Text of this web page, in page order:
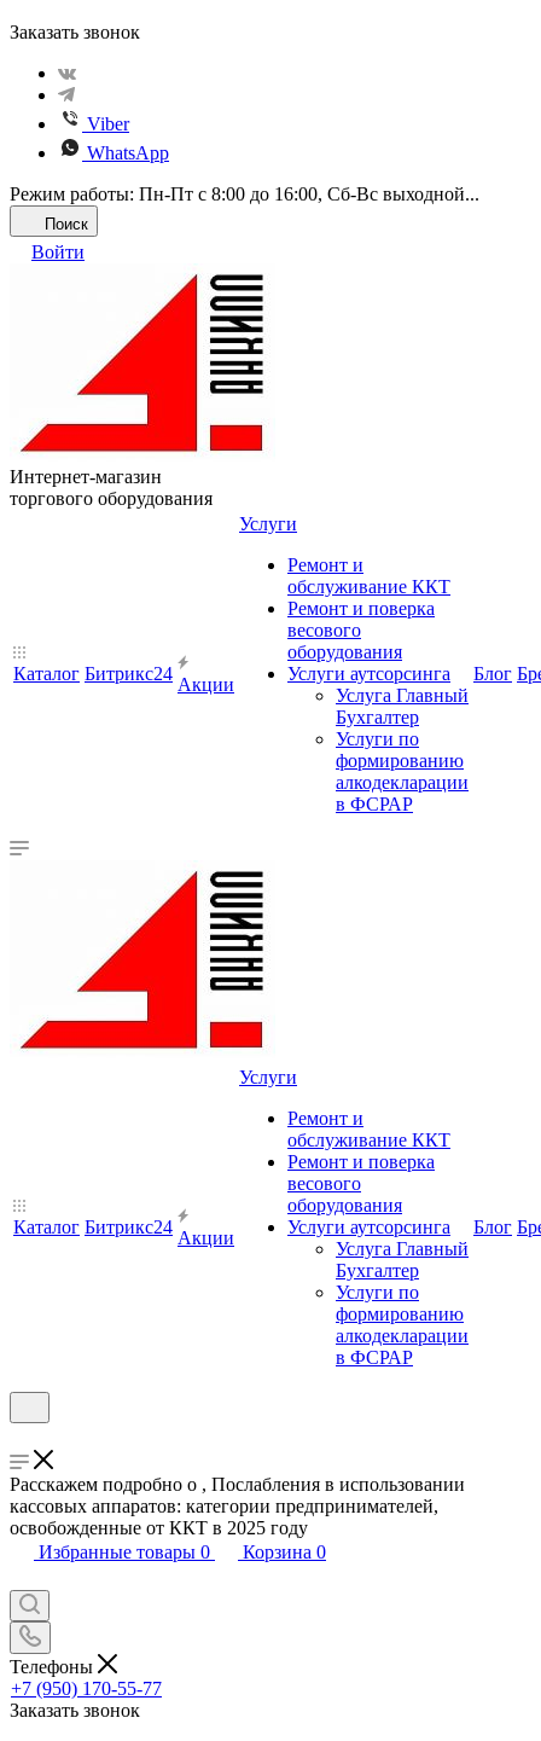
Заказать звонок
Viber
WhatsApp
Режим работы: Пн-Пт с 8:00 до 16:00, Cб-Вс выходной...
Поиск
Войти
Интернет-магазин
торгового оборудования
Каталог Битрикс24
Акции
Услуги
Ремонт и
обслуживание ККТ
Ремонт и поверка
весового
оборудования
Услуги аутсорсинга
Услуга Главный
Бухгалтер
Услуги по
формированию
алкодекларации
в ФСРАР
Блог
Каталог Битрикс24
Акции
Услуги
Ремонт и
обслуживание ККТ
Ремонт и поверка
весового
оборудования
Услуги аутсорсинга
Услуга Главный
Бухгалтер
Услуги по
формированию
алкодекларации
в ФСРАР
Блог
Расскажем подробно о , Послабления в использовании
кассовых аппаратов: категории предпринимателей,
освобожденные от ККТ в 2025 году
Избранные товары 0 Корзина 0
Телефоны
+7 (950) 170-55-77
Заказать звонок